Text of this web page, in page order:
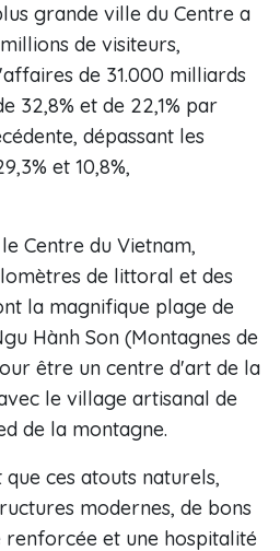
grande ville du Centre a
de visiteurs,
de 31.000 milliards
32,8% et de 22,1% par
dépassant les
et 10,8%,
Centre du Vietnam,
de littoral et des
la magnifique plage de
Hành Son (Montagnes de
être un centre d'art de la
le village artisanal de
de la montagne.
ces atouts naturels,
modernes, de bons
renforcée et une hospitalité